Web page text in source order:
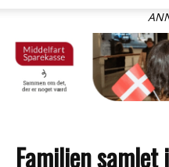
Familien